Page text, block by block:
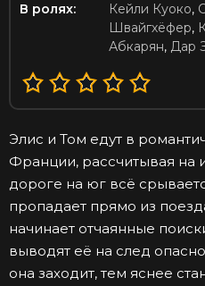
В ролях:
Кейли Куоко,
Швайгхёфер,
Абкарян, Дар
Элис и Том едут в
Франции, рассчитывая на
дороге на юг всё
пропадает прямо из
начинает отчаянные
выводят её на след
она заходит, тем яснее